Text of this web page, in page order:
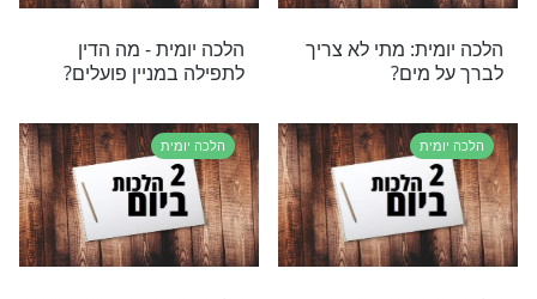
מתי נוטלים
הלכה יומית
הלכה יומית: האם חייב